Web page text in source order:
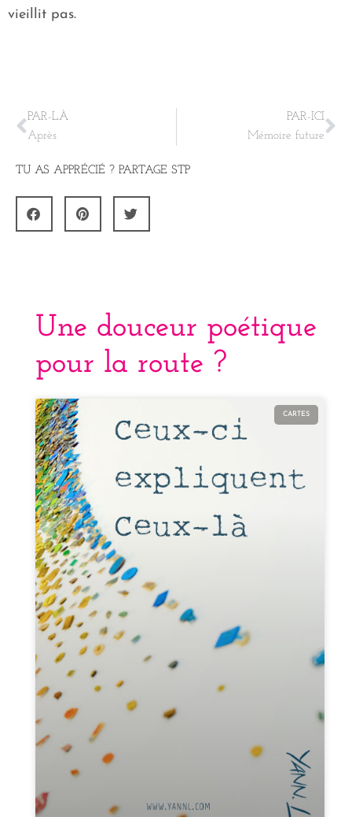
vieillit pas.
PAR-LÀ
Après
PAR-ICI
Mémoire future
TU AS APPRÉCIÉ ? PARTAGE STP
Une douceur poétique
pour la route ?
CARTES